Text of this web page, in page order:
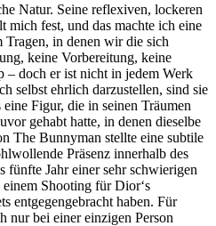
Natur. Seine reflexiven, lockeren
mich fest, und das machte ich eine
Tragen, in denen wir die sich
keine Vorbereitung, keine
– doch er ist nicht in jedem Werk
selbst ehrlich darzustellen, sind sie
Figur, die in seinen Träumen
gehabt hatte, in denen dieselbe
The Bunnyman stellte eine subtile
Präsenz innerhalb des
Jahr einer sehr schwierigen
Shooting für Dior‘s
entgegengebracht haben. Für
nur bei einer einzigen Person